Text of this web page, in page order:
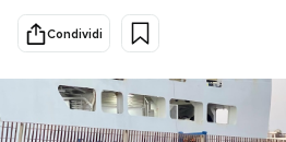
Sport
PODCAST
Condividi